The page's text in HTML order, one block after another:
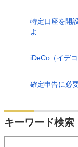
特定口座を開
よ...
iDeCo（イデ
確定申告に必
キーワード検索